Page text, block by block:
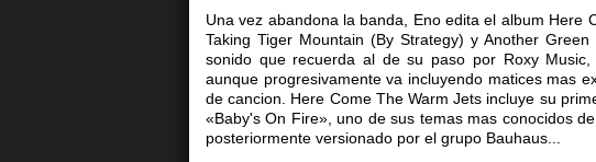
Una vez abandona la banda, Eno edita el album Here
Taking Tiger Mountain (By Strategy) y Another
sonido que recuerda al de su paso por Roxy
aunque progresivamente va incluyendo matices mas
de cancion. Here Come The Warm Jets incluye su
«Baby's On Fire», uno de sus temas mas conocidos
posteriormente versionado por el grupo Bauhaus...